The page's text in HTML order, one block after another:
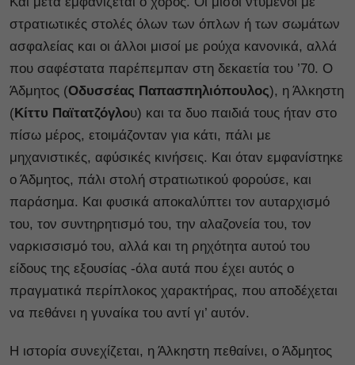
στρατιωτικές στολές όλων των όπλων ή των σωμάτων
ασφαλείας και οι άλλοι μισοί με ρούχα κανονικά, αλλά
που σαφέστατα παρέπεμπαν στη δεκαετία του ’70. Ο
Άδμητος (Οδυσσέας Παπασπηλιόπουλος), η Άλκηστη
(Κίττυ Παϊτατζόγλου) και τα δυο παιδιά τους ήταν στο
πίσω μέρος, ετοιμάζονταν για κάτι, πάλι με
μηχανιστικές, αφύσικές κινήσεις. Και όταν εμφανίστηκε
ο Άδμητος, πάλι στολή στρατιωτικού φορούσε, και
παράσημα. Και φυσικά αποκαλύπτει τον αυταρχισμό
του, τον συντηρητισμό του, την αλαζονεία του, τον
ναρκισσισμό του, αλλά και τη ρηχότητα αυτού του
είδους της εξουσίας -όλα αυτά που έχει αυτός ο
πραγματικά περίπλοκος χαρακτήρας, που αποδέχεται
να πεθάνει η γυναίκα του αντί γι’ αυτόν.
Η ιστορία συνεχίζεται, η Άλκηστη πεθαίνει, ο Άδμητος